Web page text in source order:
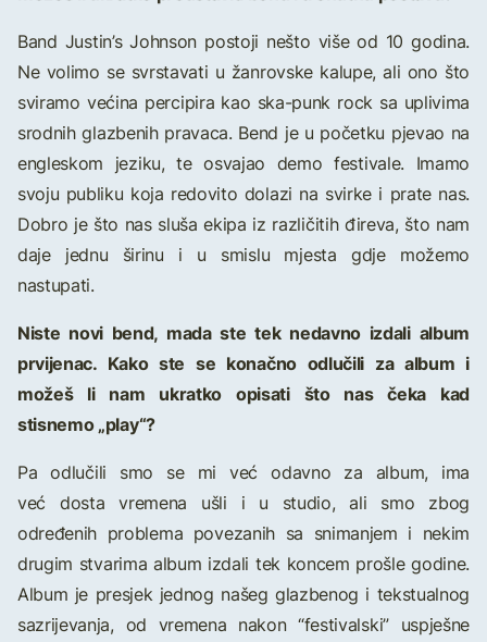
Band Justin’s Johnson postoji nešto više od 10 godina.
Ne volimo se svrstavati u žanrovske kalupe, ali ono što
sviramo većina percipira kao ska-punk rock sa uplivima
srodnih glazbenih pravaca. Bend je u početku pjevao na
engleskom jeziku, te osvajao demo festivale. Imamo
svoju publiku koja redovito dolazi na svirke i prate nas.
Dobro je što nas sluša ekipa iz različitih đireva, što nam
daje jednu širinu i u smislu mjesta gdje možemo
nastupati.
Niste novi bend, mada ste tek nedavno izdali album
prvijenac. Kako ste se konačno odlučili za album i
možeš li nam ukratko opisati što nas čeka kad
stisnemo „play“?
Pa odlučili smo se mi već odavno za album, ima
već dosta vremena ušli i u studio, ali smo zbog
određenih problema povezanih sa snimanjem i nekim
drugim stvarima album izdali tek koncem prošle godine.
Album je presjek jednog našeg glazbenog i tekstualnog
sazrijevanja, od vremena nakon “festivalski” uspješne